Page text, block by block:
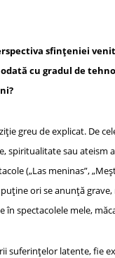
sfințeniei
cu gradul de
greu de explicat. De
spiritualitate sau ateism
(„Las meninas”,
ori se anunță
în spectacolele mele,
suferințelor latente, fie